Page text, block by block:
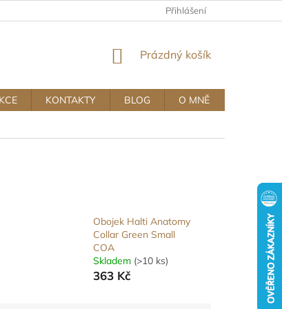
OBCHODNÍ A REKLAMAČNÍ PODMÍNKY
Přihlášení
NÁKUPNÍ
Prázdný košík
KONTAKTY BLOG
O MNĚ
Obojek Halti Anatomy
Collar Green Small
COA
Skladem (>10 ks)
363 Kč